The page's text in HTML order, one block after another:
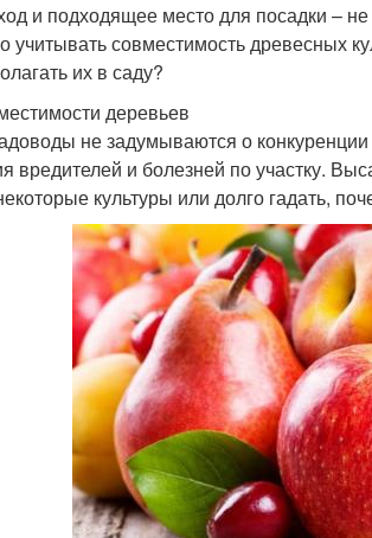
и подходящее место для посадки –
совместимость древесных
их в саду?
деревьев
не задумываются о
вредителей и болезней по участку.
культуры или долго гадать,